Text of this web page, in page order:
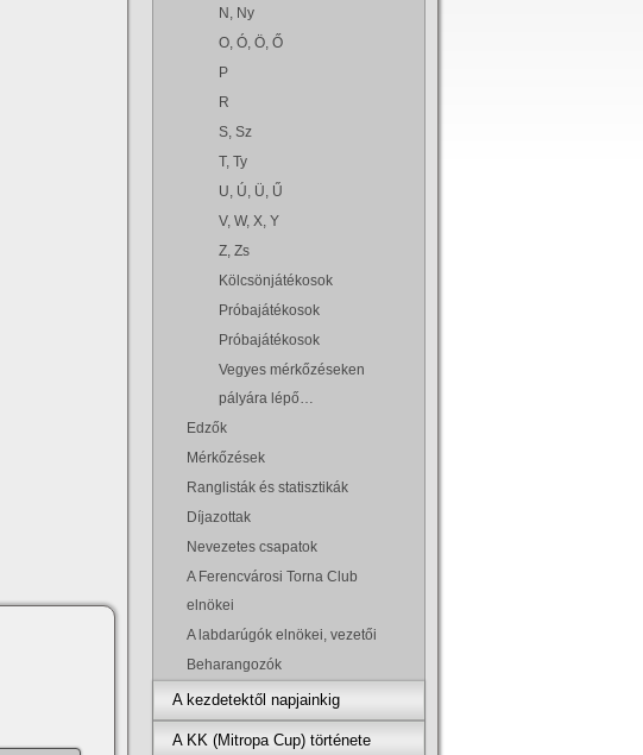
N, Ny
O, Ó, Ö, Ő
P
R
S, Sz
T, Ty
U, Ú, Ü, Ű
V, W, X, Y
Z, Zs
Kölcsönjátékosok
Próbajátékosok
Próbajátékosok
Vegyes mérkőzéseken
pályára lépő…
Edzők
Mérkőzések
Ranglisták és statisztikák
Dí­jazottak
Nevezetes csapatok
A Ferencvárosi Torna Club
elnökei
A labdarúgók elnökei, vezetői
Beharangozók
A kezdetektől napjainkig
A KK (Mitropa Cup) története